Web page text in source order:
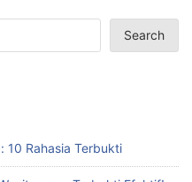
Search
10 Rahasia Terbukti